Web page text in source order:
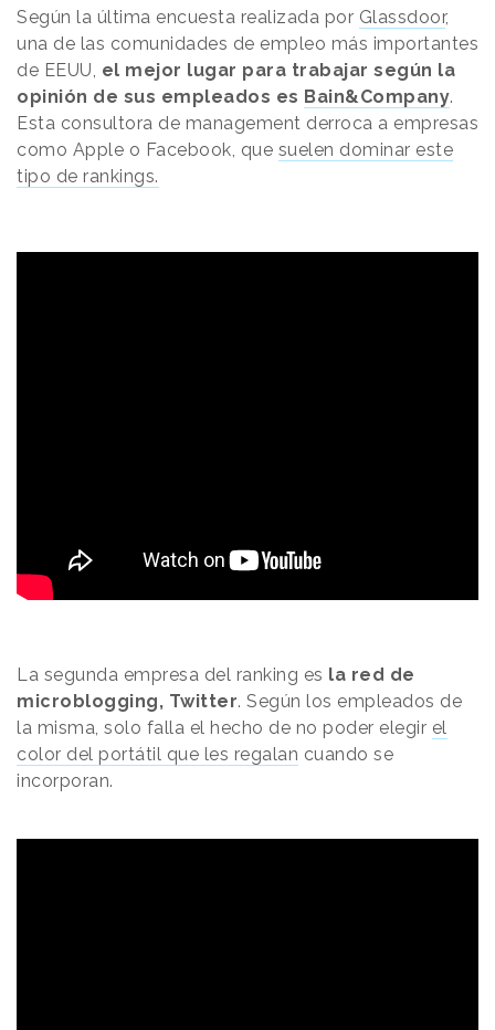
Según la última encuesta realizada por Glassdoor,
una de las comunidades de empleo más importantes
de EEUU, el mejor lugar para trabajar según la
opinión de sus empleados es Bain&Company.
Esta consultora de management derroca a empresas
como Apple o Facebook, que suelen dominar este
tipo de rankings.
La segunda empresa del ranking es la red de
microblogging, Twitter. Según los empleados de
la misma, solo falla el hecho de no poder elegir el
color del portátil que les regalan cuando se
incorporan.